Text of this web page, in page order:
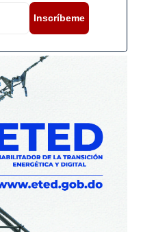
Inscríbeme